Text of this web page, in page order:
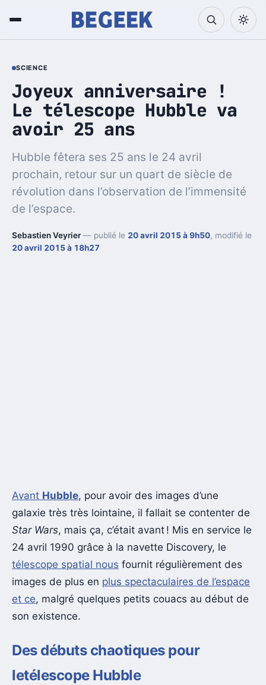
SCIENCE
Joyeux anniversaire !
Le télescope Hubble va
avoir 25 ans
Hubble fêtera ses 25 ans le 24 avril
prochain, retour sur un quart de siècle de
révolution dans l’observation de l’immensité
de l’espace.
Sebastien Veyrier— publié le 20 avril 2015 à 9h50, modifié le
20 avril 2015 à 18h27
Avant Hubble, pour avoir des images d’une
galaxie très très lointaine, il fallait se contenter de
Star Wars, mais ça, c’était avant ! Mis en service le
24 avril 1990 grâce à la navette Discovery, le
télescope spatial nous fournit régulièrement des
images de plus en plus spectaculaires de l’espace
et ce, malgré quelques petits couacs au début de
son existence.
Des débuts chaotiques pour
letélescope Hubble